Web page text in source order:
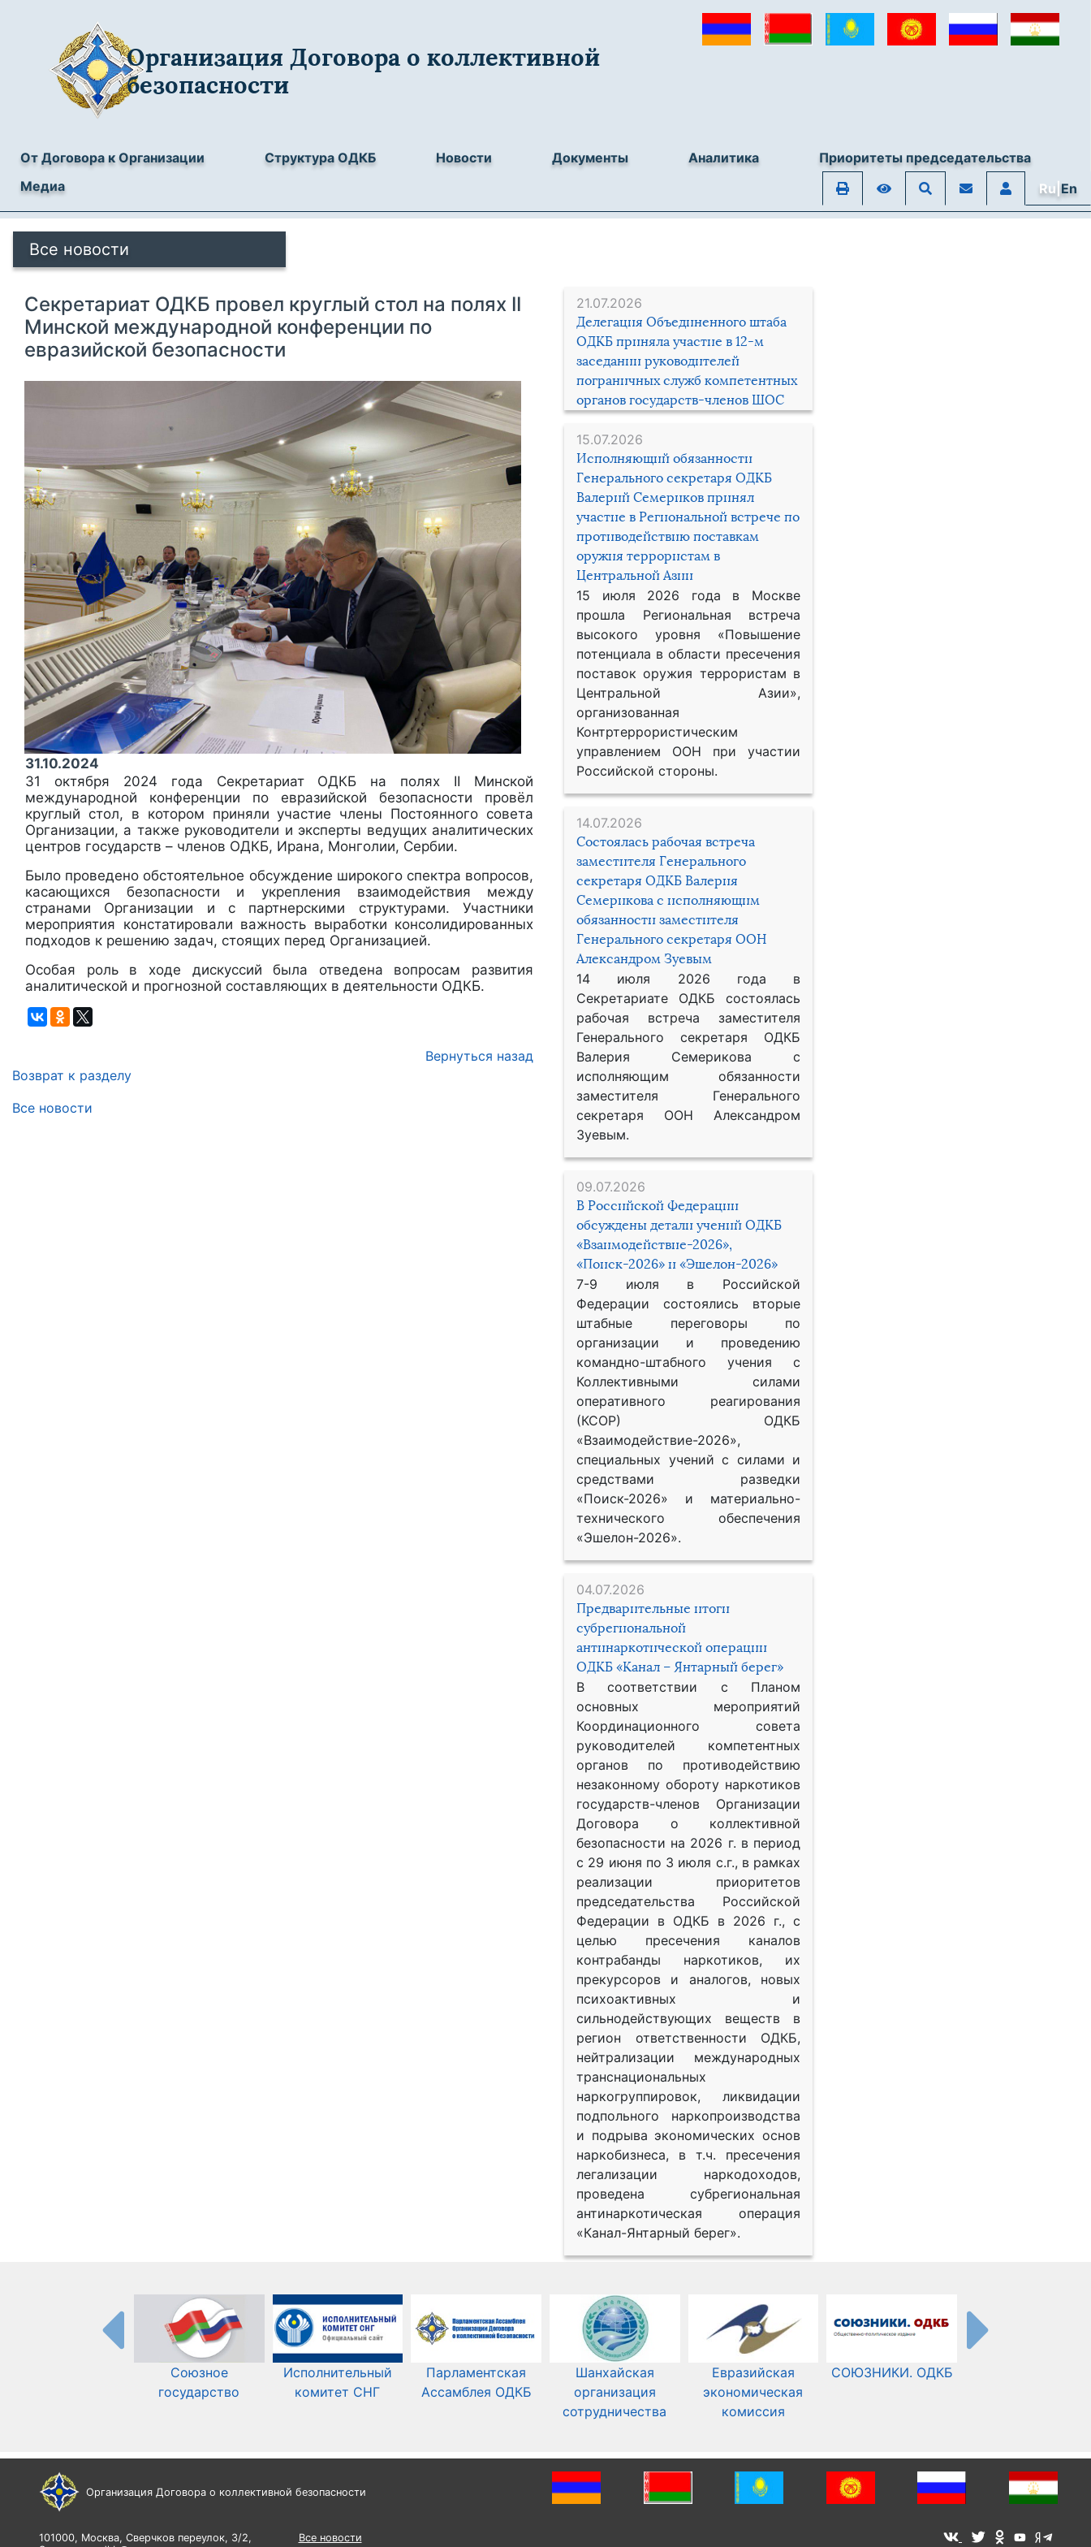
Организация Договора о коллективной
безопасности
От Договора к Организации Структура ОДКБ Новости Документы Аналитика
Приоритеты председательства
Медиа
Ru|En
Все новости
21.07.2026
Делегация Объединенного штаба
ОДКБ приняла участие в 12-м
заседании руководителей
пограничных служб компетентных
органов государств-членов ШОС
15.07.2026
Исполняющий обязанности
Генерального секретаря ОДКБ
Валерий Семериков принял
участие в Региональной встрече по
противодействию поставкам
оружия террористам в
Центральной Азии
15 июля 2026 года в Москве
прошла Региональная встреча
высокого уровня «Повышение
потенциала в области пресечения
поставок оружия террористам в
Центральной Азии»,
организованная
Контртеррористическим
управлением ООН при участии
Российской стороны.
14.07.2026
Состоялась рабочая встреча
заместителя Генерального
секретаря ОДКБ Валерия
Семерикова с исполняющим
обязанности заместителя
Генерального секретаря ООН
Александром Зуевым
14 июля 2026 года в
Секретариате ОДКБ состоялась
рабочая встреча заместителя
Генерального секретаря ОДКБ
Валерия Семерикова с
исполняющим обязанности
заместителя Генерального
секретаря ООН Александром
Зуевым.
09.07.2026
В Российской Федерации
обсуждены детали учений ОДКБ
«Взаимодействие-2026»,
«Поиск-2026» и «Эшелон-2026»
7-9 июля в Российской
Федерации состоялись вторые
штабные переговоры по
организации и проведению
командно-штабного учения с
Коллективными силами
оперативного реагирования
(КСОР) ОДКБ
«Взаимодействие-2026»,
специальных учений с силами и
средствами разведки
«Поиск-2026» и материально-
технического обеспечения
«Эшелон-2026».
04.07.2026
Предварительные итоги
субрегиональной
антинаркотической операции
ОДКБ «Канал – Янтарный берег»
В соответствии с Планом
основных мероприятий
Координационного совета
руководителей компетентных
органов по противодействию
незаконному обороту наркотиков
государств-членов Организации
Договора о коллективной
безопасности на 2026 г. в период
с 29 июня по 3 июля с.г., в рамках
реализации приоритетов
председательства Российской
Федерации в ОДКБ в 2026 г., с
целью пресечения каналов
контрабанды наркотиков, их
прекурсоров и аналогов, новых
психоактивных и
сильнодействующих веществ в
регион ответственности ОДКБ,
нейтрализации международных
транснациональных
наркогруппировок, ликвидации
подпольного наркопроизводства
и подрыва экономических основ
наркобизнеса, в т.ч. пресечения
легализации наркодоходов,
проведена субрегиональная
антинаркотическая операция
«Канал-Янтарный берег».
Секретариат ОДКБ провел круглый стол на полях II
Минской международной конференции по
евразийской безопасности
31.10.2024
31 октября 2024 года Секретариат ОДКБ на полях II Минской
международной конференции по евразийской безопасности провёл
круглый стол, в котором приняли участие члены Постоянного совета
Организации, а также руководители и эксперты ведущих аналитических
центров государств – членов ОДКБ, Ирана, Монголии, Сербии.
Было проведено обстоятельное обсуждение широкого спектра вопросов,
касающихся безопасности и укрепления взаимодействия между
странами Организации и с партнерскими структурами. Участники
мероприятия констатировали важность выработки консолидированных
подходов к решению задач, стоящих перед Организацией.
Особая роль в ходе дискуссий была отведена вопросам развития
аналитической и прогнозной составляющих в деятельности ОДКБ.
Вернуться назад
Возврат к разделу
Все новости
Союзное
государство
Исполнительный
комитет СНГ
Парламентская
Ассамблея ОДКБ
Шанхайская
организация
сотрудничества
Евразийская
экономическая
комиссия
СОЮЗНИКИ. ОДКБ
Организация Договора о коллективной безопасности
101000, Москва, Сверчков переулок, 3/2,
Все новости